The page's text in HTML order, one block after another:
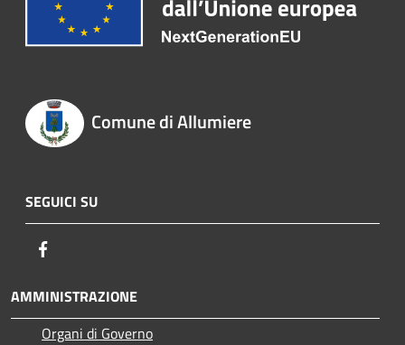
Comune di Allumiere
SEGUICI SU
AMMINISTRAZIONE
Organi di Governo